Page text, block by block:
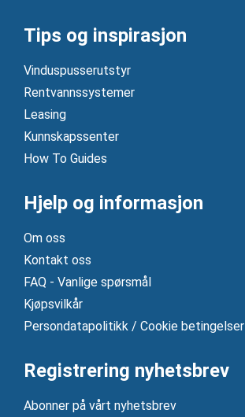
Tips og inspirasjon
Vinduspusserutstyr
Rentvannssystemer
Leasing
Kunnskapssenter
How To Guides
Hjelp og informasjon
Om oss
Kontakt oss
FAQ - Vanlige spørsmål
Kjøpsvilkår
Persondatapolitikk / Cookie betingelser
Registrering nyhetsbrev
Abonner på vårt nyhetsbrev